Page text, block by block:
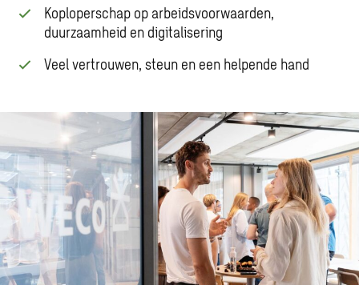
Koploperschap op arbeidsvoorwaarden,
duurzaamheid en digitalisering
Veel vertrouwen, steun en een helpende hand